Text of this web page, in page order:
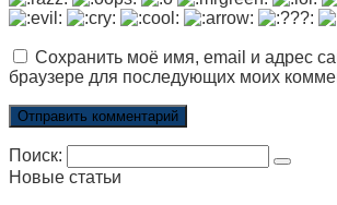
Сохранить моё имя, email и адрес
браузере для последующих моих
Поиск:
Новые статьи